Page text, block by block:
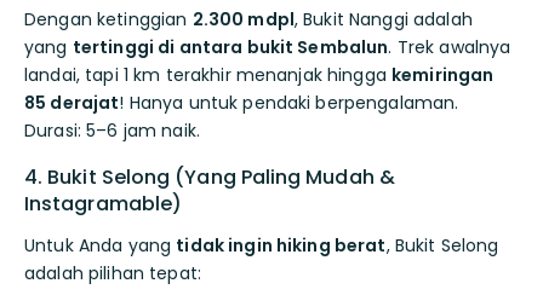
Dengan ketinggian 2.300 mdpl, Bukit Nanggi adalah
yang tertinggi di antara bukit Sembalun. Trek awalnya
landai, tapi 1 km terakhir menanjak hingga kemiringan
85 derajat! Hanya untuk pendaki berpengalaman.
Durasi: 5–6 jam naik.
4. Bukit Selong (Yang Paling Mudah &
Instagramable)
Untuk Anda yang tidak ingin hiking berat, Bukit Selong
adalah pilihan tepat: